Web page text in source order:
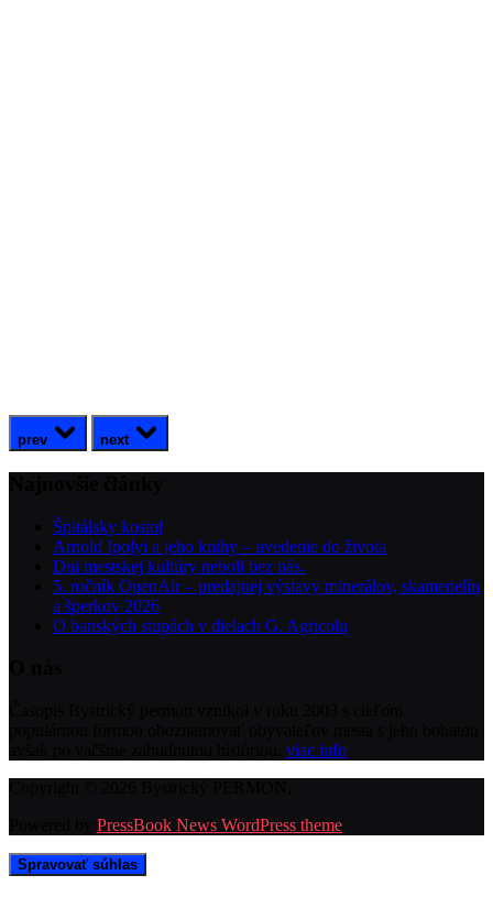
prev next
Špitálsky kostol
Arnold Ipolyi a jeho knihy – uvedenie do života
Dni mestskej kultúry neboli bez nás.
5. ročník OpenAir – predajnej výstavy minerálov, skamenelín
a šperkov 2026
O banských stupách v dielach G. Agricolu
viac info
PressBook News WordPress theme
Spravovať súhlas